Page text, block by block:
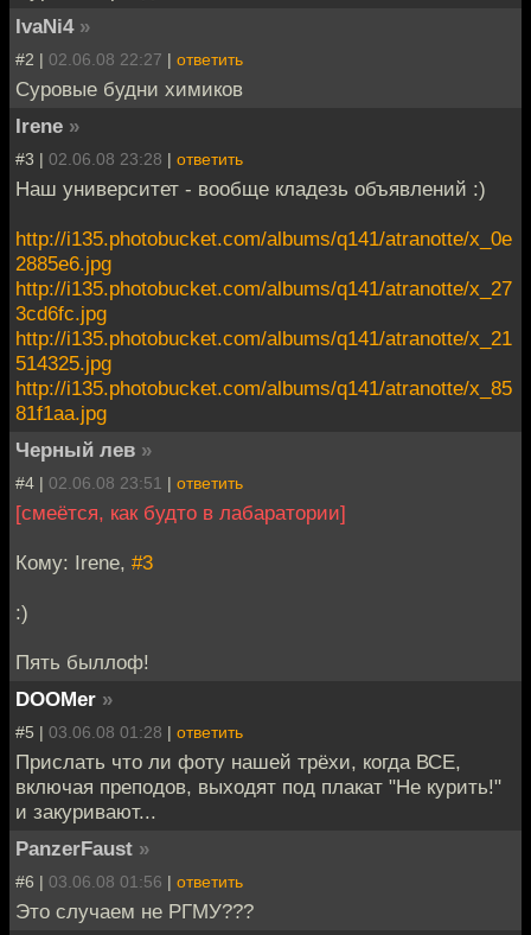
IvaNi4 »
#2 | 02.06.08 22:27 | ответить
Суровые будни химиков
Irene »
#3 | 02.06.08 23:28 | ответить
Наш университет - вообще кладезь объявлений :)
http://i135.photobucket.com/albums/q141/atranotte/x_0e
2885e6.jpg
http://i135.photobucket.com/albums/q141/atranotte/x_27
3cd6fc.jpg
http://i135.photobucket.com/albums/q141/atranotte/x_21
514325.jpg
http://i135.photobucket.com/albums/q141/atranotte/x_85
81f1aa.jpg
Черный лев »
#4 | 02.06.08 23:51 | ответить
[смеётся, как будто в лабаратории]
Кому: Irene, #3
:)
Пять быллоф!
DOOMer »
#5 | 03.06.08 01:28 | ответить
Прислать что ли фоту нашей трёхи, когда ВСЕ,
включая преподов, выходят под плакат "Не курить!"
и закуривают...
PanzerFaust »
#6 | 03.06.08 01:56 | ответить
Это случаем не РГМУ???